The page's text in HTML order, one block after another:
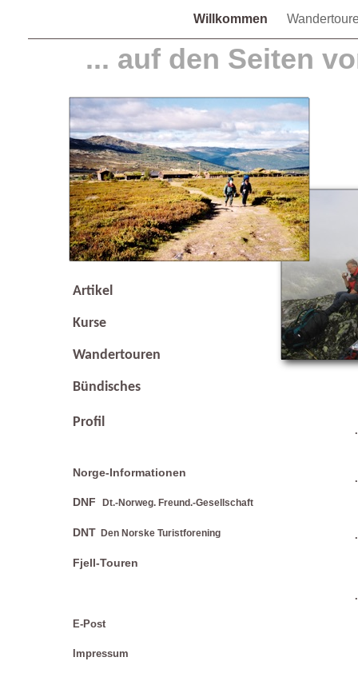
Willkommen
... auf den Seiten
Artikel
Kurse
Wandertouren
Bündisches
Profil
Norge-Informationen
DNF Dt.-Norweg. Freund.-Gesellschaft
DNT Den Norske Turistforening
Fjell-Touren
E-Post
Impressum